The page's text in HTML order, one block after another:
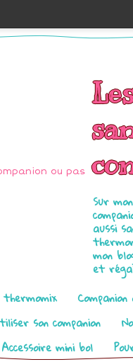
Sur
aussi
mon
et
thermomix
son companion
Accessoire mini bol